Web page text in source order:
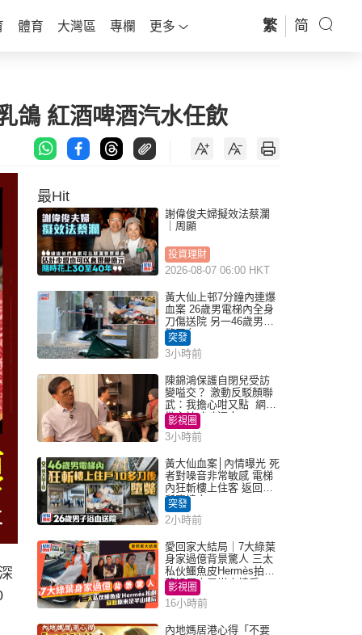
體育 大灣區 專欄 更多 繁 简
鴿 紅酒啤酒汽水任飲
最Hit
謝偉俊夫婦擬效法蔡瀾
｜周顯
投資理財
2026-08-07 06:00 HKT
黃大仙上邨7分鐘內連爆
血案 26歲男電梯內全身
刀傷送院 另一46歲男倒
斃平台
突發
3小時前
陳錦鴻保護自閉兒受訪
變嗌交？ 激動反駁顏聯
武：我擔心咁又點 網民
批主持咄咄逼人
影視圈
3小時前
黃大仙血案│內情曝光 死
者對噪音非常敏感 電梯
內狂斬樓上住客 返回住
所墮樓亡
突發
2小時前
愛回家大結局｜7大綠葉
身家過億背景驚人 三太
私伙鱷魚皮Hermès拍劇
蘇姐原來是半山樓后
影視圈
16小時前
內地媽居港心得「不要